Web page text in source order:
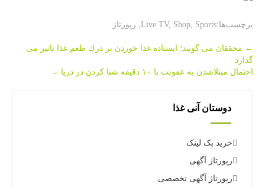
برچسب‌ها: Live TV ,Shop ,Sports
, رپورتاژ
Post
navigation
←محققان می گویند؛ ایستاده غذا خوردن بر درك طعم غذا تاثیر می
گذارد
احتمال مبتلاشدن به عفونت با ۱۰ دقیقه شنا كردن در دریا
→
دوستان آنی غذا
خرید بک لینک
رپورتاژ آگهی
رپورتاژ آگهی تخصصی